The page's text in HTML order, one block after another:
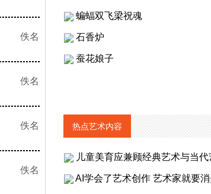
佚名
佚名
佚名
佚名
蝙蝠双飞梁祝魂
石香炉
蚕花娘子
热点艺术内容
儿童美育应兼顾经典艺术与当代
AI学会了艺术创作 艺术家就要